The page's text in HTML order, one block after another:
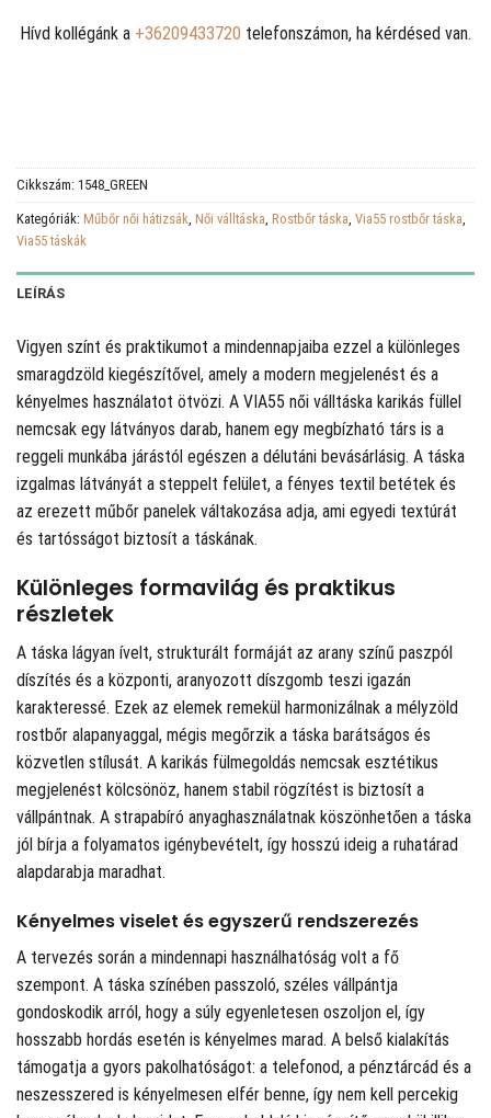
Hívd kollégánk a +36209433720 telefonszámon, ha kérdésed van.
Cikkszám: 1548_GREEN
Kategóriák: Műbőr női hátizsák, Női válltáska, Rostbőr táska, Via55 rostbőr táska,
Via55 táskák
LEÍRÁS
Vigyen színt és praktikumot a mindennapjaiba ezzel a különleges
smaragdzöld kiegészítővel, amely a modern megjelenést és a
kényelmes használatot ötvözi. A VIA55 női válltáska karikás füllel
nemcsak egy látványos darab, hanem egy megbízható társ is a
reggeli munkába járástól egészen a délutáni bevásárlásig. A táska
izgalmas látványát a steppelt felület, a fényes textil betétek és
az erezett műbőr panelek váltakozása adja, ami egyedi textúrát
és tartósságot biztosít a táskának.
Különleges formavilág és praktikus
részletek
A táska lágyan ívelt, strukturált formáját az arany színű paszpól
díszítés és a központi, aranyozott díszgomb teszi igazán
karakteressé. Ezek az elemek remekül harmonizálnak a mélyzöld
rostbőr alapanyaggal, mégis megőrzik a táska barátságos és
közvetlen stílusát. A karikás fülmegoldás nemcsak esztétikus
megjelenést kölcsönöz, hanem stabil rögzítést is biztosít a
vállpántnak. A strapabíró anyaghasználatnak köszönhetően a táska
jól bírja a folyamatos igénybevételt, így hosszú ideig a ruhatárad
alapdarabja maradhat.
Kényelmes viselet és egyszerű rendszerezés
A tervezés során a mindennapi használhatóság volt a fő
szempont. A táska színében passzoló, széles vállpántja
gondoskodik arról, hogy a súly egyenletesen oszoljon el, így
hosszabb hordás esetén is kényelmes marad. A belső kialakítás
támogatja a gyors pakolhatóságot: a telefonod, a pénztárcád és a
neszesszered is kényelmesen elfér benne, így nem kell percekig